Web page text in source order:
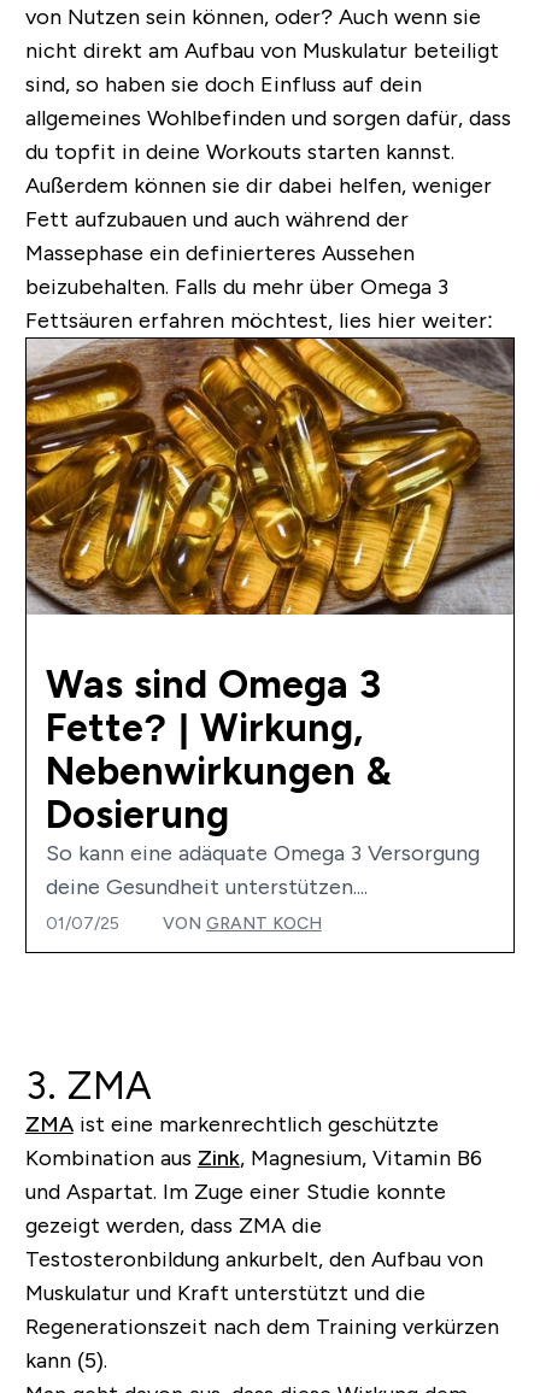
von Nutzen sein können, oder? Auch wenn sie
nicht direkt am Aufbau von Muskulatur beteiligt
sind, so haben sie doch Einfluss auf dein
allgemeines Wohlbefinden und sorgen dafür, dass
du topfit in deine Workouts starten kannst.
Außerdem können sie dir dabei helfen, weniger
Fett aufzubauen und auch während der
Massephase ein definierteres Aussehen
beizubehalten. Falls du mehr über Omega 3
Fettsäuren erfahren möchtest, lies hier weiter:
Was sind Omega 3
Fette? | Wirkung,
Nebenwirkungen &
Dosierung
So kann eine adäquate Omega 3 Versorgung
deine Gesundheit unterstützen....
01/07/25 VON GRANT KOCH
3. ZMA
ZMAist eine markenrechtlich geschützte
Kombination aus Zink, Magnesium, Vitamin B6
und Aspartat. Im Zuge einer Studie konnte
gezeigt werden, dass ZMA die
Testosteronbildung ankurbelt, den Aufbau von
Muskulatur und Kraft unterstützt und die
Regenerationszeit nach dem Training verkürzen
kann (5).